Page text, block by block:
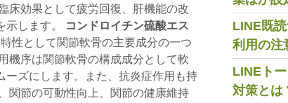
床効果として疲労回復、肝機能の改
示します。
コンドロイチン硫酸エス
性として関節軟骨の主要成分の一つ
機序は関節軟骨の構成成分として軟
ズにします。また、抗炎症作用も持
関節の可動性向上、関節の健康維持
LINE既
利用の注
LINEト
対策とは